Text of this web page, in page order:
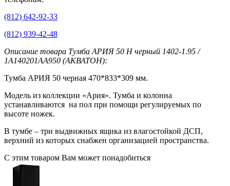
(812) 642-92-33
(812) 939-42-48
Описание товара Тумба АРИЯ 50 Н черный 1402-1.95 /
1A140201AA950 (АКВАТОН):
Тумба АРИЯ 50 черная 470*833*309 мм.
Модель из коллекции «Ария». Тумба и колонна
устанавливаются на пол при помощи регулируемых по
высоте ножек.
В тумбе – три выдвижных ящика из влагостойкой ДСП,
верхний из которых снабжен организацией пространства.
С этим товаром Вам может понадобиться